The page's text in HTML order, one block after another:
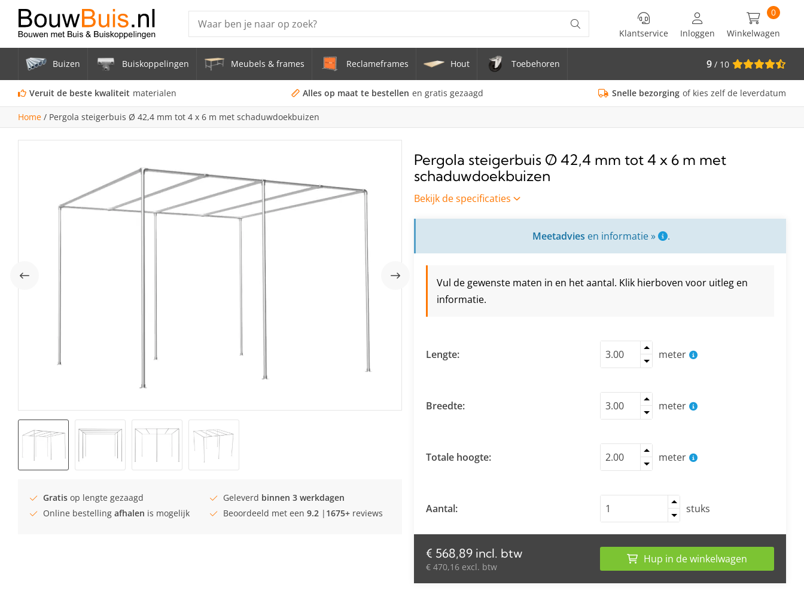
Producten
Steigerbuis onderstel tafel uit buis Ø 33,7 mm zwenkwielen Ø 75 mm
Vrijstaand Spandoekframe (zonder spandoek) uit gegalvaniseerde stalen buis Ø 33.7
mm
Zwarte steigerbuis staal Ø 21,3 mm
Aluminium Buis Ø 21,3 mm
Klantservice Inloggen Winkelwagen
0
Buizen Buiskoppelingen Meubels & frames Reclameframes Hout Toebehoren 9 / 10
Veruit de beste kwaliteit materialen Alles op maat te bestellen en gratis gezaagd Snelle bezorging of kies zelf de leverdatum
Home / Pergola steigerbuis Ø 42,4 mm tot 4 x 6 m met schaduwdoekbuizen
Gratis op lengte gezaagd Geleverd binnen 3 werkdagen
Online bestelling afhalen is mogelijk Beoordeeld met een 9.2 | 1675+ reviews
Pergola steigerbuis Ø 42,4 mm tot 4 x 6 m met
schaduwdoekbuizen
Bekijk de specificaties
Meetadvies en informatie » .
Vul de gewenste maten in en het aantal. Klik hierboven voor uitleg en
informatie.
Lengte: meter
Breedte: meter
Totale hoogte: meter
Aantal: stuks
€ 568,89 incl. btw
€ 470,16 excl. btw
Hup in de winkelwagen